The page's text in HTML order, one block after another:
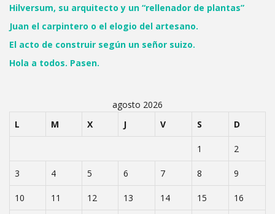
Hilversum, su arquitecto y un “rellenador de plantas”
Juan el carpintero o el elogio del artesano.
El acto de construir según un señor suizo.
Hola a todos. Pasen.
agosto 2026
L
M X J V S D
1 2
3 4 5 6 7 8 9
10 11 12 13 14 15 16